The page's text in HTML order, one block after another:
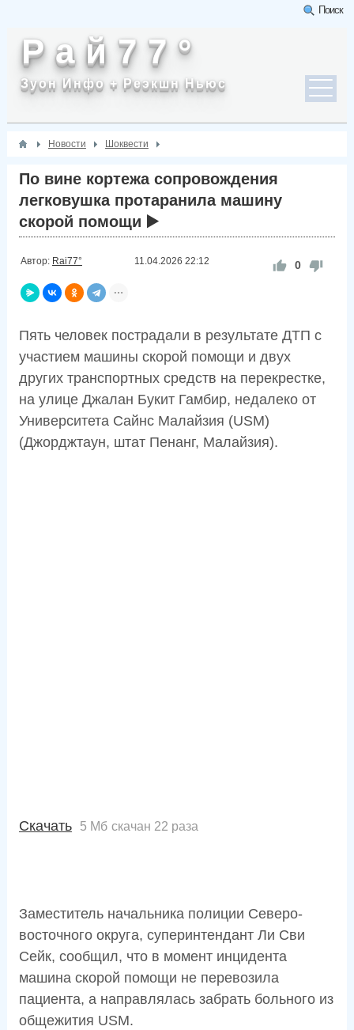
Поиск
Р а й 7 7 °
Зуон Инфо + Реэкшн Ньюс
Новости Шоквести
По вине кортежа сопровождения
легковушка протаранила машину
скорой помощи ▶️
Автор: Rai77° 11.04.2026 22:12 0
Пять человек пострадали в результате ДТП с
участием машины скорой помощи и двух
других транспортных средств на перекрестке,
на улице Джалан Букит Гамбир, недалеко от
Университета Сайнс Малайзия (USM)
(Джорджтаун, штат Пенанг, Малайзия).
Скачать 5 Мб скачан 22 раза
Заместитель начальника полиции Северо-
восточного округа, суперинтендант Ли Сви
Сейк, сообщил, что в момент инцидента
машина скорой помощи не перевозила
пациента, а направлялась забрать больного из
общежития USM.